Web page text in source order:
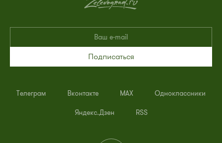
Подписаться
Телеграм Вконтакте MAX Одноклассники
Яндекс.Дзен RSS